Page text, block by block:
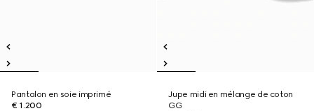
Pantalon en soie imprimé
€ 1.200
Jupe midi en mélange de coton
GG